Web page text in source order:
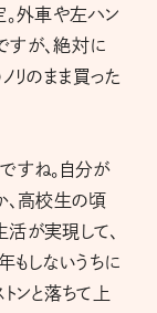
。外車や左ハン
すが、絶対に
リのまま買った
すね。自分が
、高校生の頃
が実現して、
もしないうちに
ンと落ちて上